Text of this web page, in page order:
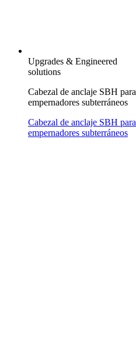
Upgrades & Engineered
solutions
Cabezal de anclaje SBH para
empernadores subterráneos
Cabezal de anclaje SBH para
empernadores subterráneos